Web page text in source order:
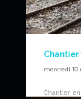
Chantier
mercredi 10
Chantier